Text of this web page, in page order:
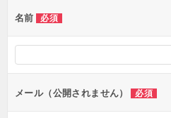
ー
シ
ョ
ン
名前 必須
メール（公開されません） 必須